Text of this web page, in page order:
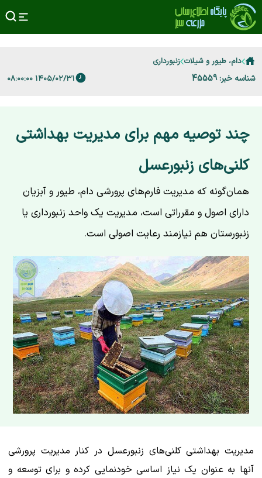
دام، طیور و شیلات زنبورداری
شناسه خبر: 45559 ۱۴۰۵/۰۲/۳۱ ۰۸:۰۰:۰۰
چند توصیه مهم برای مدیریت بهداشتی
کلنی‌های زنبورعسل
همان‌گونه که مدیریت فارم‌های پرورشی دام، طیور و آبزیان
دارای اصول و مقرراتی است، مدیریت یک واحد زنبورداری یا
زنبورستان هم نیازمند رعایت اصولی است.
مدیریت بهداشتی کلنی‌های زنبورعسل در کنار مدیریت پرورشی
آنها به عنوان یک نیاز اساسی خودنمایی کرده و برای توسعه و